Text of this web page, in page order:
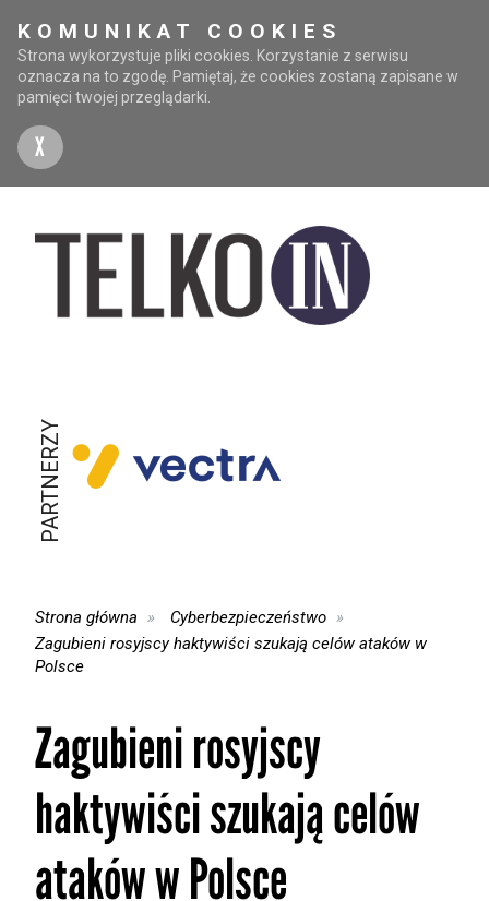
KOMUNIKAT COOKIES
Strona wykorzystuje pliki cookies. Korzystanie z serwisu
oznacza na to zgodę. Pamiętaj, że cookies zostaną zapisane w
pamięci twojej przeglądarki.
X
PARTNERZY
Strona główna
Cyberbezpieczeństwo
Zagubieni rosyjscy haktywiści szukają celów ataków w
Polsce
Zagubieni rosyjscy
haktywiści szukają celów
ataków w Polsce